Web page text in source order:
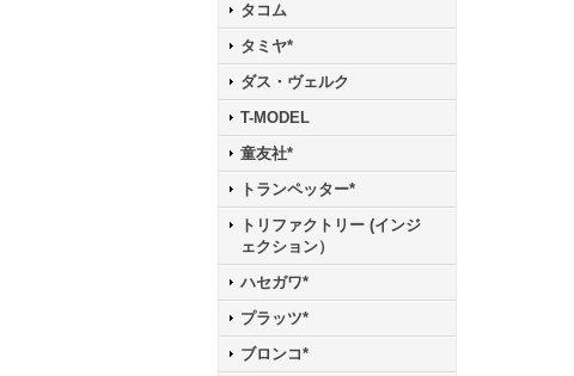
タコム
タミヤ*
ダス・ヴェルク
T-MODEL
童友社*
トランペッター*
トリファクトリー (インジ
ェクション）
ハセガワ*
プラッツ*
ブロンコ*